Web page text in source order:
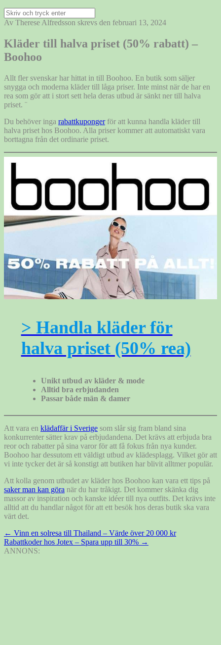
Sök
efter:
Av Therese Alfredsson skrevs den februari 13, 2024
Kläder till halva priset (50% rabatt) –
Boohoo
Allt fler svenskar har hittat in till Boohoo. En butik som säljer
snygga och moderna kläder till låga priser. Inte minst när de har en
rea som gör att i stort sett hela deras utbud är sänkt ner till halva
priset. ¨
Du behöver inga rabattkupongerför att kunna handla kläder till
halva priset hos Boohoo. Alla priser kommer att automatiskt vara
borttagna från det ordinarie priset.
> Handla kläder för
halva priset (50% rea)
Unikt utbud av kläder & mode
Alltid bra erbjudanden
Passar både män & damer
Att vara en klädaffär i Sverige som slår sig fram bland sina
konkurrenter sätter krav på erbjudandena. Det krävs att erbjuda bra
reor och rabatter på sina varor för att få fokus från nya kunder.
Boohoo har dessutom ett väldigt utbud av klädesplagg. Vilket gör att
vi inte tycker det är så konstigt att butiken har blivit alltmer populär.
Att kolla genom utbudet av kläder hos Boohoo kan vara ett tips på
saker man kan göra när du har tråkigt. Det kommer skänka dig
massor av inspiration och kanske idéer till nya outfits. Det krävs inte
alltid att du handlar något för att ett besök hos deras butik ska vara
värt det.
Inläggsnavigering
← Vinn en solresa till Thailand – Värde över 20 000 kr
Rabattkoder hos Jotex – Spara upp till 30% →
ANNONS: